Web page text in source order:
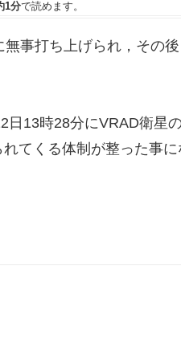
1分で読めます。
事打ち上げられ，その
13時28分にVRAD衛星
てくる体制が整った事